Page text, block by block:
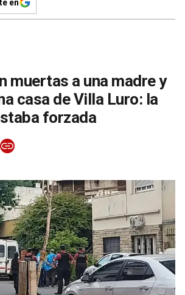
en
muertas a una madre y
casa de Villa Luro: la
forzada